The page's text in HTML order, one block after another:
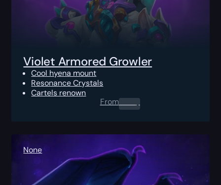
Violet Armored Growler
Cool hyena mount
Resonance Crystals
Cartels renown
From0.00 $
None